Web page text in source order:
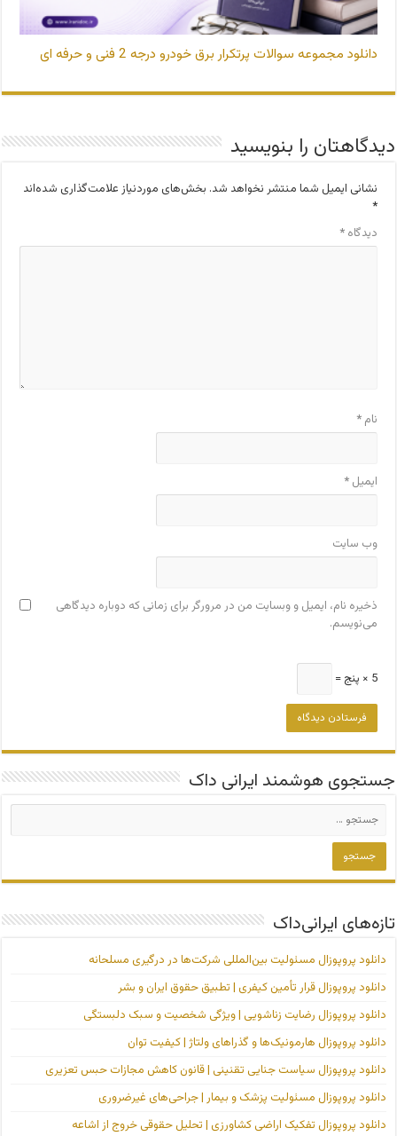
دانلود مجموعه سوالات پرتکرار برق خودرو درجه 2 فنی و حرفه ای
دیدگاهتان را بنویسید
نشانی ایمیل شما منتشر نخواهد شد. بخش‌های موردنیاز علامت‌گذاری شده‌اند
*
دیدگاه*
نام*
ایمیل*
وب‌ سایت
ذخیره نام، ایمیل و وبسایت من در مرورگر برای زمانی که دوباره دیدگاهی
می‌نویسم.
5 × پنج =
جستجوی هوشمند ایرانی داک
تازه‌های ایرانی‌داک
دانلود پروپوزال مسئولیت بین‌المللی شرکت‌ها در درگیری مسلحانه
دانلود پروپوزال قرار تأمین کیفری | تطبیق حقوق ایران و بشر
دانلود پروپوزال رضایت زناشویی | ویژگی شخصیت و سبک دلبستگی
دانلود پروپوزال هارمونیک‌ها و گذراهای ولتاژ | کیفیت توان
دانلود پروپوزال سیاست جنایی تقنینی | قانون کاهش مجازات حبس تعزیری
دانلود پروپوزال مسئولیت پزشک و بیمار | جراحی‌های غیرضروری
دانلود پروپوزال تفکیک اراضی کشاورزی | تحلیل حقوقی خروج از اشاعه